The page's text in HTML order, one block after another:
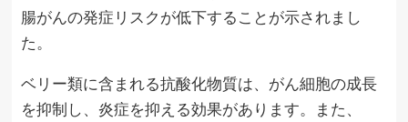
腸がんの発症リスクが低下することが示されまし
た。
ベリー類に含まれる抗酸化物質は、がん細胞の成長
を抑制し、炎症を抑える効果があります。また、